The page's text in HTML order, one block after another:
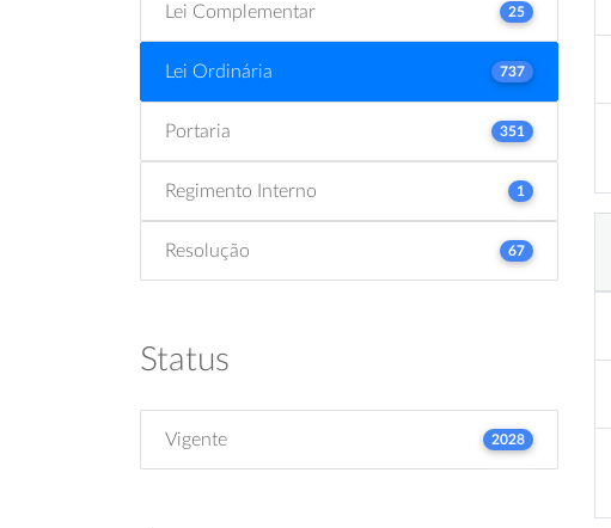
Lei Complementar 25
Lei Ordinária 737
Portaria 351
Regimento Interno 1
Resolução 67
Status
Vigente 2028